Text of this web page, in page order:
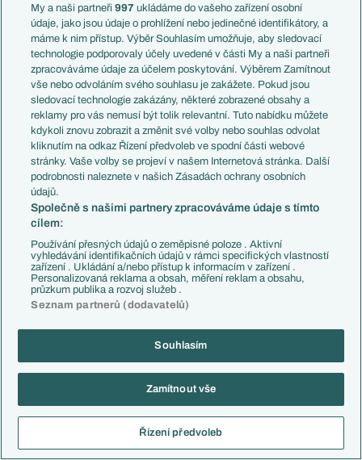
Evropské koeficienty na začátku sezony
22.07., 13:00
Volali babičce a narychlo domluvili zápas. Messi
mohl místo Argentiny reprezentovat Španělsko
19.07., 17:01
Rivalita přesahující kontinenty. Kvůli Argentině
existují karty, Anglie má co oplácet
15.07., 19:45
Soutěže
Premier League
Serie A
Ligue 1
Liga Portugal
Články
Komentáře a souhrny
Názory a komentáře
Fejetony
Profily, historie
Rozhovory
My a naši partneři997 ukládáme do vašeho zařízení osobní
údaje, jako jsou údaje o prohlížení nebo jedinečné identifikátory, a
máme k nim přístup. Výběr Souhlasím umožňuje, aby sledovací
technologie podporovaly účely uvedené v části My a naši partneři
zpracováváme údaje za účelem poskytování. Výběrem Zamítnout
vše nebo odvoláním svého souhlasu je zakážete. Pokud jsou
sledovací technologie zakázány, některé zobrazené obsahy a
reklamy pro vás nemusí být tolik relevantní. Tuto nabídku můžete
kdykoli znovu zobrazit a změnit své volby nebo souhlas odvolat
kliknutím na odkaz Řízení předvoleb ve spodní části webové
stránky. Vaše volby se projeví v našem Internetová stránka. Další
podrobnosti naleznete v našich Zásadách ochrany osobních
údajů.
Společně s našimi partnery zpracováváme údaje s tímto
cílem:
Používání přesných údajů o zeměpisné poloze . Aktivní
vyhledávání identifikačních údajů v rámci specifických vlastností
zařízení . Ukládání a/nebo přístup k informacím v zařízení .
Personalizovaná reklama a obsah, měření reklam a obsahu,
průzkum publika a rozvoj služeb .
Seznam partnerů (dodavatelů)
Souhlasím
Zamítnout vše
Řízení předvoleb